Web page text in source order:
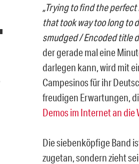
„Trying to find the
that took way too long to
smudged / Encoded title
der gerade mal eine
darlegen kann, wird mit
Campesinos für ihr
freudigen Erwartungen,
Demos im Internet an
Die siebenköpfige Band
zugetan, sondern zieht